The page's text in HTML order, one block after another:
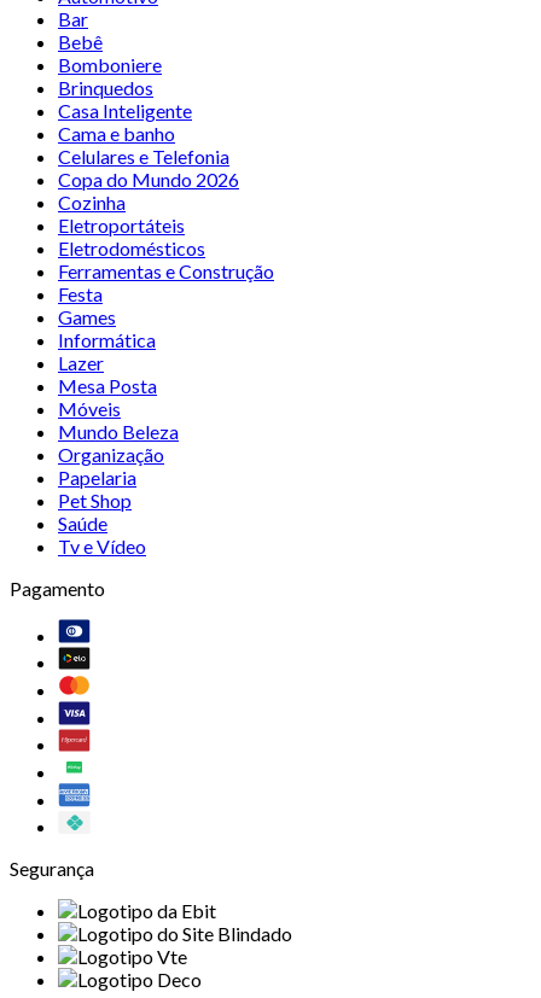
Bar
Bebê
Bomboniere
Brinquedos
Casa Inteligente
Cama e banho
Celulares e Telefonia
Copa do Mundo 2026
Cozinha
Eletroportáteis
Eletrodomésticos
Ferramentas e Construção
Festa
Games
Informática
Lazer
Mesa Posta
Móveis
Mundo Beleza
Organização
Papelaria
Pet Shop
Saúde
Tv e Vídeo
Pagamento
Segurança